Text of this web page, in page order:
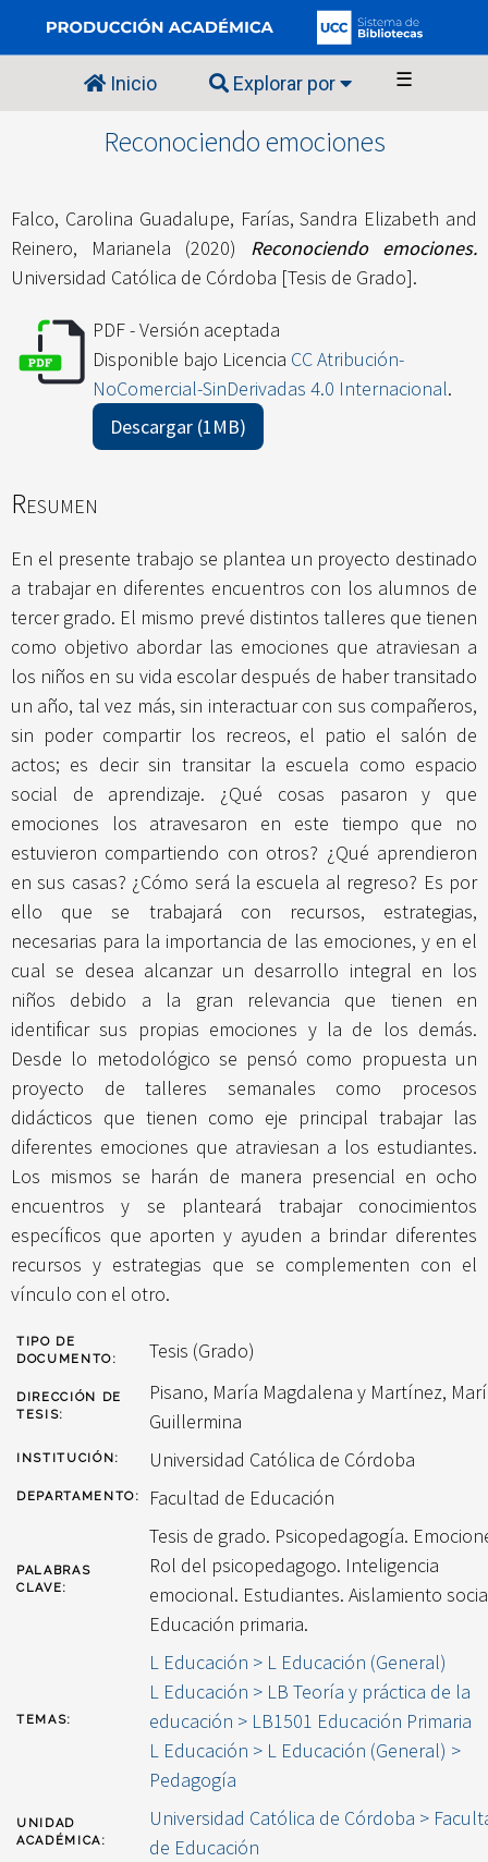
Inicio Explorar por ☰
Reconociendo emociones
Falco, Carolina Guadalupe, Farías, Sandra Elizabeth and
Reinero, Marianela (2020) Reconociendo emociones.
Universidad Católica de Córdoba [Tesis de Grado].
PDF - Versión aceptada
Disponible bajo Licencia CC Atribución-
NoComercial-SinDerivadas 4.0 Internacional.
Descargar (1MB)
Resumen
En el presente trabajo se plantea un proyecto destinado
a trabajar en diferentes encuentros con los alumnos de
tercer grado. El mismo prevé distintos talleres que tienen
como objetivo abordar las emociones que atraviesan a
los niños en su vida escolar después de haber transitado
un año, tal vez más, sin interactuar con sus compañeros,
sin poder compartir los recreos, el patio el salón de
actos; es decir sin transitar la escuela como espacio
social de aprendizaje. ¿Qué cosas pasaron y que
emociones los atravesaron en este tiempo que no
estuvieron compartiendo con otros? ¿Qué aprendieron
en sus casas? ¿Cómo será la escuela al regreso? Es por
ello que se trabajará con recursos, estrategias,
necesarias para la importancia de las emociones, y en el
cual se desea alcanzar un desarrollo integral en los
niños debido a la gran relevancia que tienen en
identificar sus propias emociones y la de los demás.
Desde lo metodológico se pensó como propuesta un
proyecto de talleres semanales como procesos
didácticos que tienen como eje principal trabajar las
diferentes emociones que atraviesan a los estudiantes.
Los mismos se harán de manera presencial en ocho
encuentros y se planteará trabajar conocimientos
específicos que aporten y ayuden a brindar diferentes
recursos y estrategias que se complementen con el
vínculo con el otro.
TIPO DE
DOCUMENTO:
Tesis (Grado)
DIRECCIÓN DE
TESIS:
Pisano, María Magdalena y Martínez,
Guillermina
INSTITUCIÓN: Universidad Católica de Córdoba
DEPARTAMENTO: Facultad de Educación
PALABRAS
CLAVE:
Tesis de grado. Psicopedagogía.
Rol del psicopedagogo. Inteligencia
emocional. Estudiantes. Aislamiento
Educación primaria.
TEMAS:
L Educación > L Educación (General)
L Educación > LB Teoría y práctica de la
educación > LB1501 Educación Primaria
L Educación > L Educación (General) >
Pedagogía
UNIDAD
ACADÉMICA:
Universidad Católica de Córdoba >
de Educación